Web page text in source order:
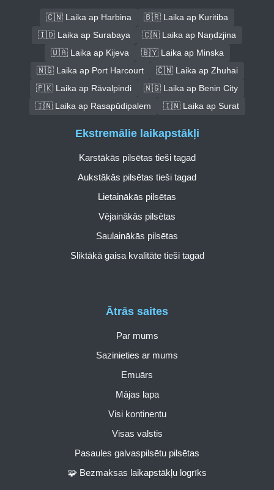
🇨🇳 Laika ap Harbina
🇧🇷 Laika ap Kuritiba
🇮🇩 Laika ap Surabaya
🇨🇳 Laika ap Naņdzjina
🇺🇦 Laika ap Kijeva
🇧🇾 Laika ap Minska
🇳🇬 Laika ap Port Harcourt
🇨🇳 Laika ap Zhuhai
🇵🇰 Laika ap Rāvalpindi
🇳🇬 Laika ap Benin City
🇮🇳 Laika ap Rasapūdipalem
🇮🇳 Laika ap Surat
Ātrās saites
Par mums
Sazinieties ar mums
Emuārs
Mājas lapa
Visi kontinentu
Visas valstis
Pasaules galvaspilsētu pilsētas
🧩 Bezmaksas laikapstākļu logrīks
Ekstremālie laikapstākļi
Karstākās pilsētas tieši tagad
Aukstākās pilsētas tieši tagad
Lietainākās pilsētas
Vējainākās pilsētas
Saulainākās pilsētas
Sliktākā gaisa kvalitāte tieši tagad